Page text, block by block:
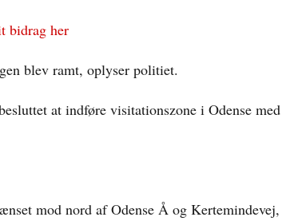
bidrag her
blev ramt, oplyser politiet.
at indføre visitationszone i Odense med
mod nord af Odense Å og Kertemindevej,